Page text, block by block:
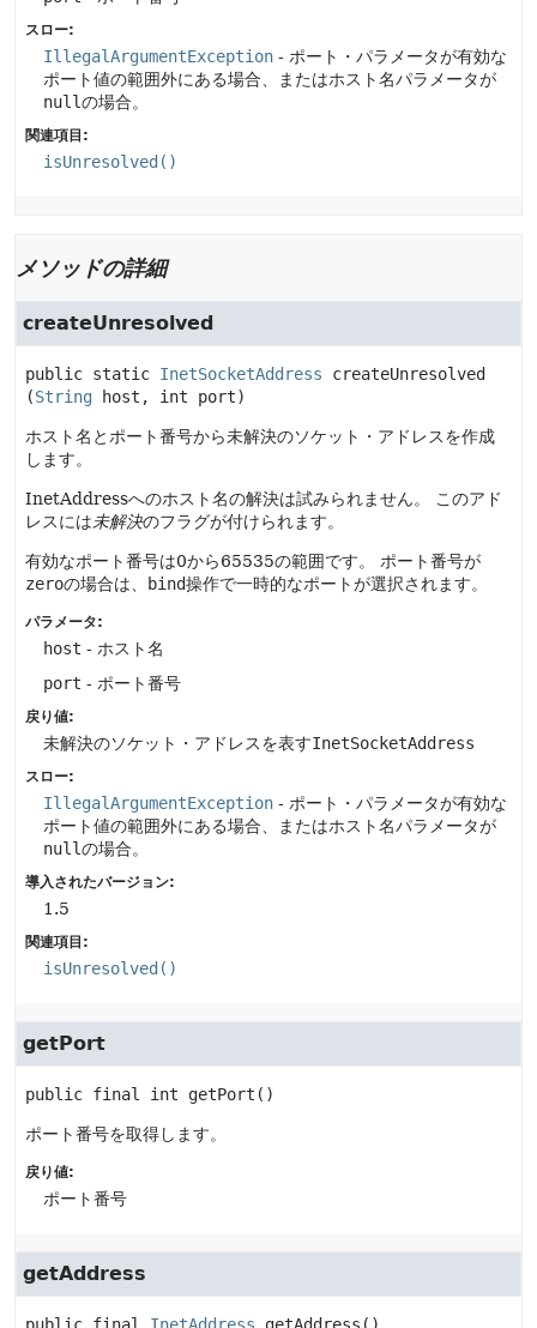
スロー:
IllegalArgumentException - ポート・パラメータが有効な
ポート値の範囲外にある場合、またはホスト名パラメータが
nullの場合。
関連項目:
isUnresolved()
メソッドの詳細
createUnresolved
public static InetSocketAddress
createUnresolved
(String host, int port)
ホスト名とポート番号から未解決のソケット・アドレスを作成
します。
InetAddressへのホスト名の解決は試みられません。
このアド
レスには未解決のフラグが付けられます。
有効なポート番号は0から65535の範囲です。
ポート番号が
zeroの場合は、 bind操作で一時的なポートが選択されます。
パラメータ:
host - ホスト名
port - ポート番号
戻り値:
未解決のソケット・アドレスを表すInetSocketAddress
スロー:
IllegalArgumentException - ポート・パラメータが有効な
ポート値の範囲外にある場合、またはホスト名パラメータが
nullの場合。
導入されたバージョン:
1.5
関連項目:
isUnresolved()
getPort
public final int getPort ()
ポート番号を取得します。
戻り値:
ポート番号
getAddress